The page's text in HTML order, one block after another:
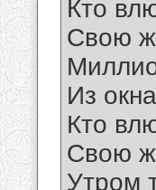
Кто
Свою
Из
Кто
Свою
Утром